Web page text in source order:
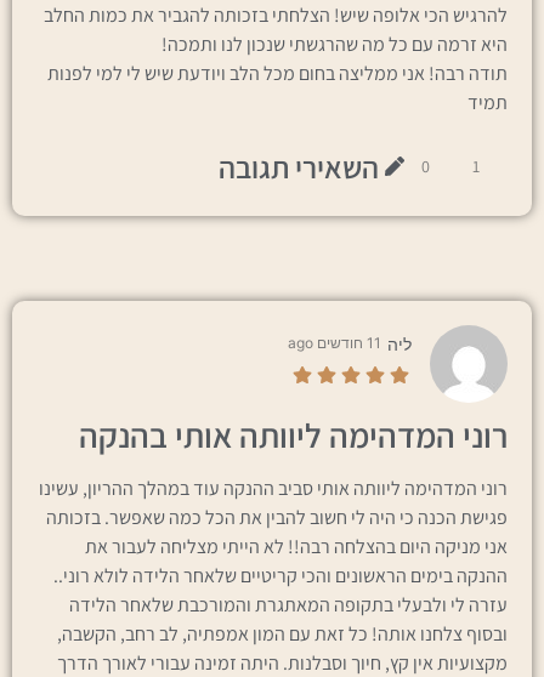
להרגיש הכי אלופה שיש! הצלחתי בזכותה להגביר את כמות החלב
היא זרמה עם כל מה שהרגשתי שנכון לנו ותמכה!
תודה רבה! אני ממליצה בחום מכל הלב ויודעת שיש לי למי לפנות
תמיד
1
0 השאירי תגובה
ליה 11 חודשים ago
רוני המדהימה ליוותה אותי בהנקה
רוני המדהימה ליוותה אותי סביב ההנקה עוד במהלך ההריון, עשינו
פגישת הכנה כי היה לי חשוב להבין את הכל כמה שאפשר. בזכותה
אני מניקה היום בהצלחה רבה!! לא הייתי מצליחה לעבור את
ההנקה בימים הראשונים והכי קריטיים שלאחר הלידה לולא רוני..
עזרה לי ולבעלי בתקופה המאתגרת והמורכבת שלאחר הלידה
ובסוף צלחנו אותה! כל זאת עם המון אמפתיה, לב רחב, הקשבה,
מקצועיות אין קץ, חיוך וסבלנות. היתה זמינה עבורי לאורך הדרך